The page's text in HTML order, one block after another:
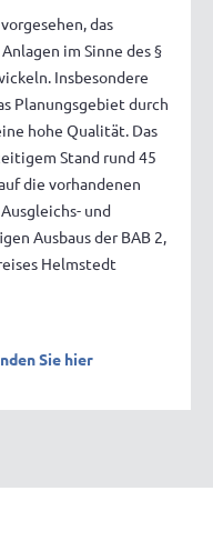
das
im Sinne des §
Insbesondere
Planungsgebiet durch
hohe Qualität. Das
Stand rund 45
die vorhandenen
und
Ausbaus der BAB 2,
Helmstedt
Sie hier